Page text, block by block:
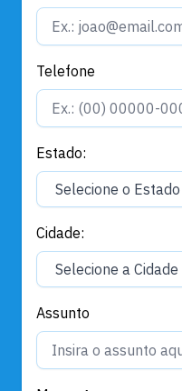
Telefone
Estado:
Cidade:
Assunto